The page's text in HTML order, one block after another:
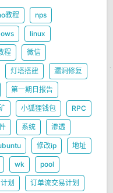
教程 nps
linux
程 微信
灯塔搭建 漏洞修复
第一期日报告
小狐狸钱包 RPC
系统 渗透
修改ip 地址
wk pool
划 订单流交易计划